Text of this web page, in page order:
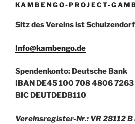
KAMBENGO-PROJECT-
Sitz des Vereins ist
Info@kambengo.de
Spendenkonto: Deutsche Bank
IBAN DE45 100 708 4806
BIC DEUTDEDB110
Vereinsregister-Nr.: VR 28112